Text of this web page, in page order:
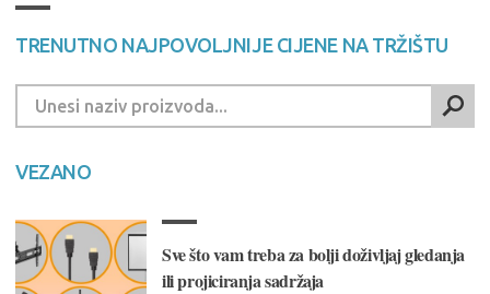
TRENUTNO NAJPOVOLJNIJE CIJENE NA TRŽIŠTU
VEZANO
Sve što vam treba za bolji doživljaj gledanja
ili projiciranja sadržaja